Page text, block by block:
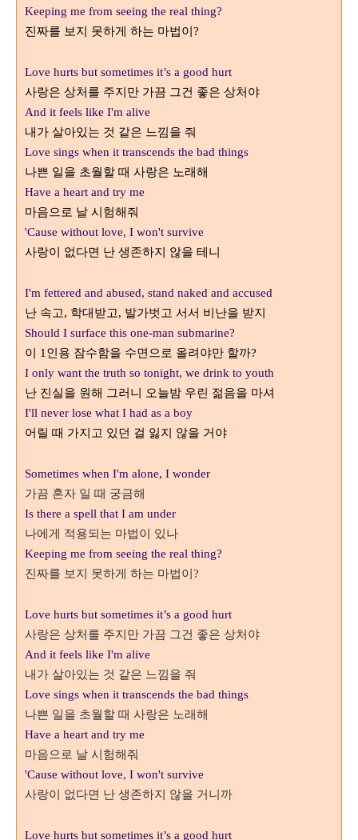
Keeping me from seeing the real thing?
진짜를 보지 못하게 하는 마법이?
Love hurts but sometimes it’s a good hurt
사랑은 상처를 주지만 가끔 그건 좋은 상처야
And it feels like I'm alive
내가 살아있는 것 같은 느낌을 줘
Love sings when it transcends the bad things
나쁜 일을 초월할 때 사랑은 노래해
Have a heart and try me
마음으로 날 시험해줘
'Cause without love, I won't survive
사랑이 없다면 난 생존하지 않을 테니
I'm fettered and abused, stand naked and accused
난 속고, 학대받고, 발가벗고 서서 비난을 받지
Should I surface this one-man submarine?
이 1 인용 잠수함을 수면으로 올려야만 할까?
I only want the truth so tonight, we drink to youth
난 진실을 원해 그러니 오늘밤 우린 젊음을 마셔
I'll never lose what I had as a boy
어릴 때 가지고 있던 걸 잃지 않을 거야
Sometimes when I'm alone, I wonder
가끔 혼자 일 때 궁금해
Is there a spell that I am under
나에게 적용되는 마법이 있나
Keeping me from seeing the real thing?
진짜를 보지 못하게 하는 마법이?
Love hurts but sometimes it’s a good hurt
사랑은 상처를 주지만 가끔 그건 좋은 상처야
And it feels like I'm alive
내가 살아있는 것 같은 느낌을 줘
Love sings when it transcends the bad things
나쁜 일을 초월할 때 사랑은 노래해
Have a heart and try me
마음으로 날 시험해줘
'Cause without love, I won't survive
사랑이 없다면 난 생존하지 않을 거니까
Love hurts but sometimes it’s a good hurt